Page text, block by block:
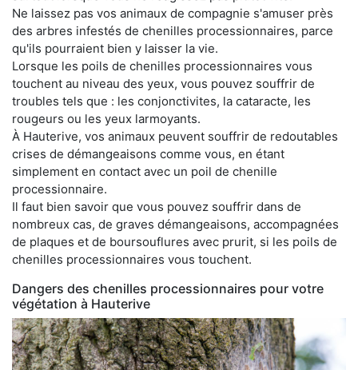
Ne laissez pas vos animaux de compagnie s'amuser près
des arbres infestés de chenilles processionnaires, parce
qu'ils pourraient bien y laisser la vie.
Lorsque les poils de chenilles processionnaires vous
touchent au niveau des yeux, vous pouvez souffrir de
troubles tels que : les conjonctivites, la cataracte, les
rougeurs ou les yeux larmoyants.
À Hauterive, vos animaux peuvent souffrir de redoutables
crises de démangeaisons comme vous, en étant
simplement en contact avec un poil de chenille
processionnaire.
Il faut bien savoir que vous pouvez souffrir dans de
nombreux cas, de graves démangeaisons, accompagnées
de plaques et de boursouflures avec prurit, si les poils de
chenilles processionnaires vous touchent.
Dangers des chenilles processionnaires pour votre
végétation à Hauterive